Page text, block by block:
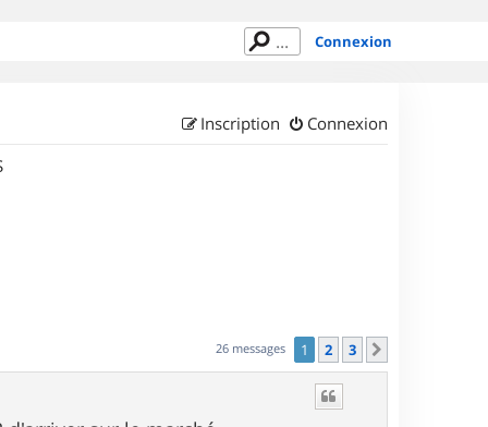
Connexion
Connexion
Inscription
26 messages 1 2 3